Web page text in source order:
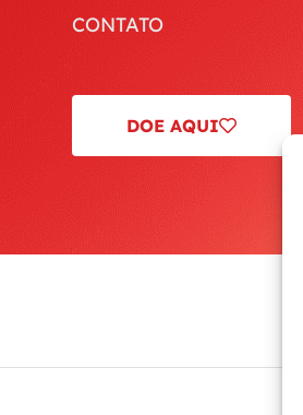
CONTATO
DOE AQUI